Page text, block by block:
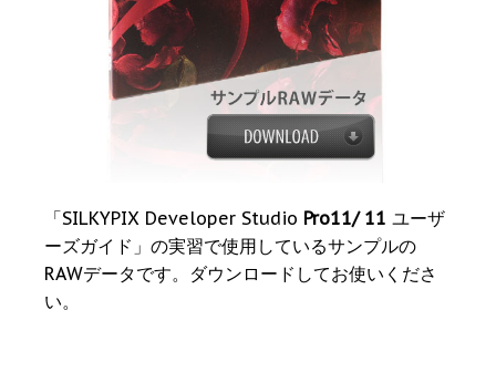
「SILKYPIX Developer Studio Pro11/ 11 ユーザ
ーズガイド」の実習で使用しているサンプルの
RAWデータです。ダウンロードしてお使いくださ
い。